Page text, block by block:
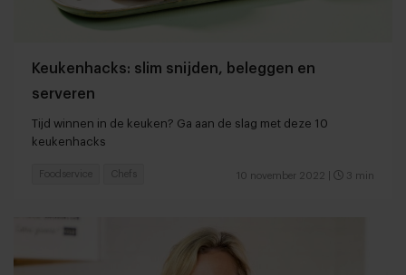
Keukenhacks: slim snijden, beleggen en
serveren
Tijd winnen in de keuken? Ga aan de slag met deze 10
keukenhacks
10 november 2022 3 min
Foodservice Chefs